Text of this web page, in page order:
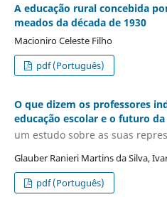
A educação rural concebida
meados da década de 1930
Macioniro Celeste Filho
pdf (Português)
O que dizem os professores
educação escolar e o futuro
um estudo sobre as suas
Glauber Ranieri Martins da Silva,
pdf (Português)